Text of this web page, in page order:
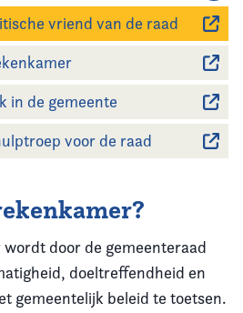
vriend van de raad
in de gemeente
voor de raad
door de gemeenteraad
doeltreffendheid en
gemeentelijk beleid te toetsen.